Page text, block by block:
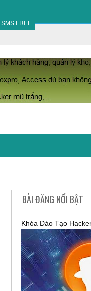
SMS FREE
BÀI ĐĂNG NỔI BẬT
Khóa Đào Tạo